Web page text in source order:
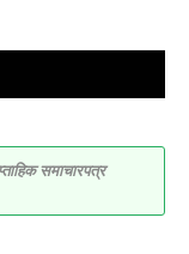
समाचारपत्र